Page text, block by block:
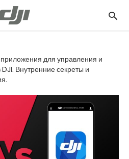
для управления и
Внутренние секреты и